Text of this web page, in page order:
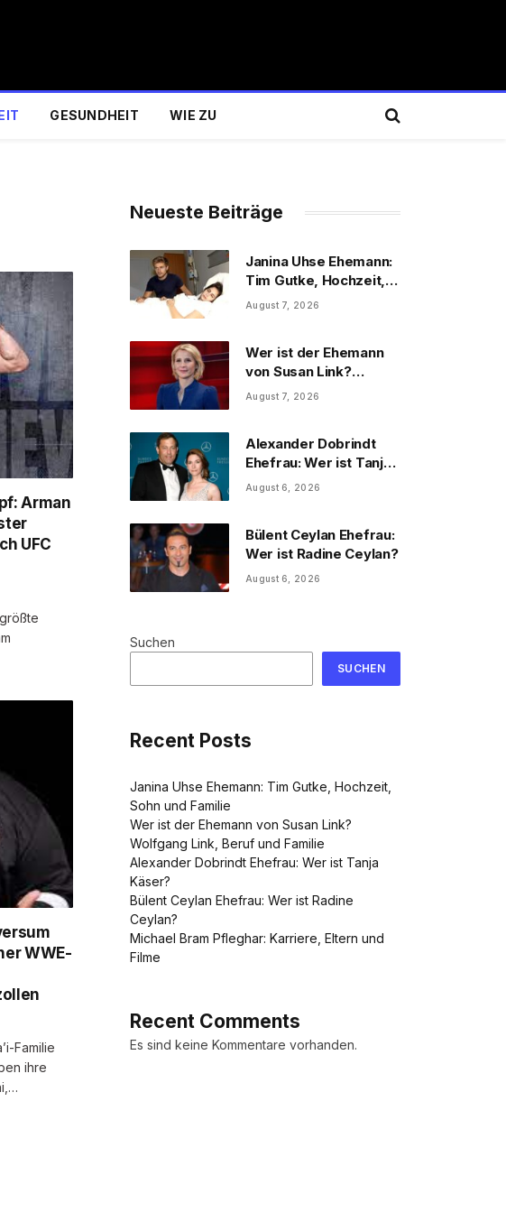
GESUNDHEIT WIE ZU
Arman
UFC
WWE-
Familie
ihre
Neueste Beiträge
Janina Uhse Ehemann:
Tim Gutke, Hochzeit,
Sohn und Familie
August 7, 2026
Wer ist der Ehemann
von Susan Link?
Wolfgang Link, Beruf
August 7, 2026
Alexander Dobrindt
Ehefrau: Wer ist Tanja
Käser?
August 6, 2026
Bülent Ceylan Ehefrau:
Wer ist Radine Ceylan?
August 6, 2026
Suchen
SUCHEN
Recent Posts
Janina Uhse Ehemann: Tim Gutke, Hochzeit,
Sohn und Familie
Wer ist der Ehemann von Susan Link?
Wolfgang Link, Beruf und Familie
Alexander Dobrindt Ehefrau: Wer ist Tanja
Käser?
Bülent Ceylan Ehefrau: Wer ist Radine
Ceylan?
Michael Bram Pfleghar: Karriere, Eltern und
Filme
Recent Comments
Es sind keine Kommentare vorhanden.